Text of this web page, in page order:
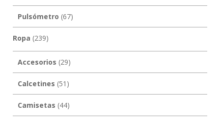
Pulsómetro (67)
Ropa (239)
Accesorios (29)
Calcetines (51)
Camisetas (44)